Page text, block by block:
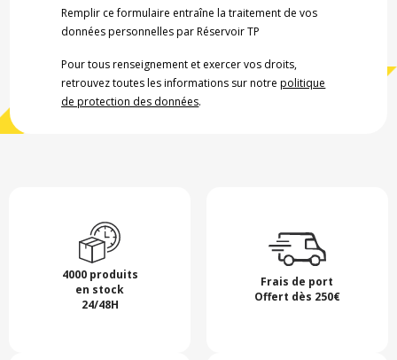
Remplir ce formulaire entraîne la traitement de vos
données personnelles par Réservoir TP
Pour tous renseignement et exercer vos droits,
retrouvez toutes les informations sur notrepolitique
de protection des données.
4000 produits
en stock
24/48H
Frais de port
Offert dès 250€